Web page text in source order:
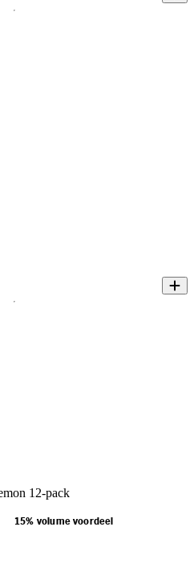
12-pack
15% volume voordeel